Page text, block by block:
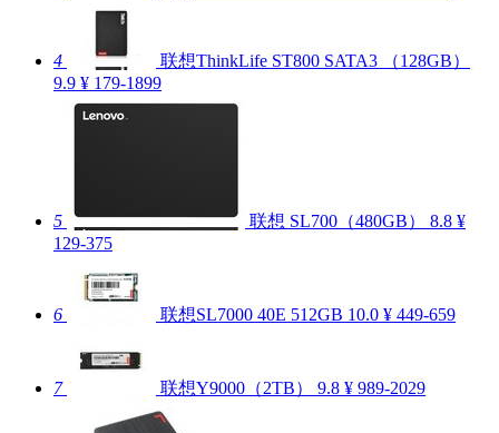
4
联想ThinkLife ST800 SATA3 （128GB）
9.9 ¥ 179-1899
5 联想 SL700（480GB） 8.8 ¥
129-375
6 联想SL7000 40E 512GB 10.0 ¥ 449-659
7 联想Y9000（2TB） 9.8 ¥ 989-2029